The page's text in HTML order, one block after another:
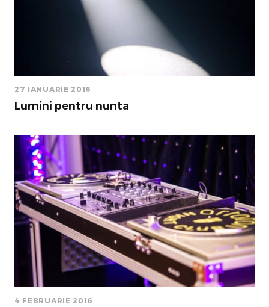
27 IANUARIE 2016
Lumini pentru nunta
4 FEBRUARIE 2016